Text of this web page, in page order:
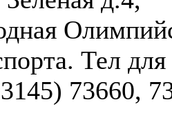
Тел для
73660,